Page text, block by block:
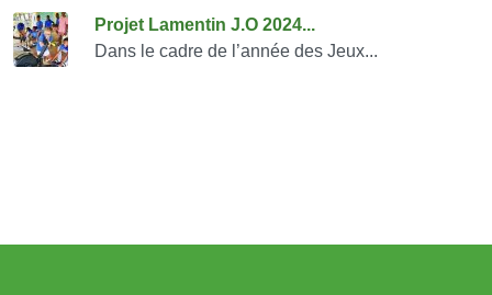
Projet Lamentin J.O 2024...
Dans le cadre de l’année des Jeux...